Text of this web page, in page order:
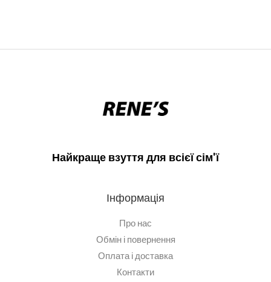
Найкраще взуття для всієї сім'ї
Інформація
Про нас
Обмін і повернення
Оплата і доставка
Контакти